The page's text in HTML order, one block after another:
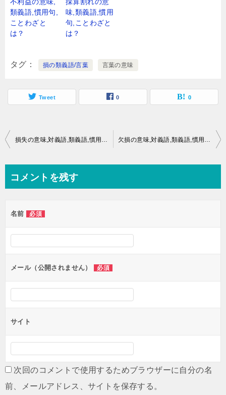
類義語,慣用句,
ことわざと
は？
味,類義語,慣用
句,ことわざと
は？
タグ 損の類義語/言葉 言葉の意味
Tweet 0 0
投
ビ
ー
シ
ン
損失の意味,対義語,類義語,慣用句,ことわざとは？ 欠損の意味,対義語,類義語,慣用句,ことわざとは？
コメントを残す
名前 必須
メール（公開されません） 必須
サイト
次回のコメントで使用するためブラウザーに自分の名
前、メールアドレス、サイトを保存する。